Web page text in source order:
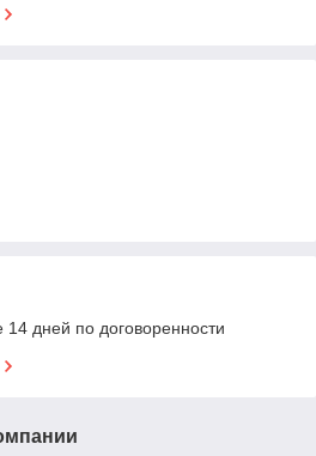
14 дней по договоренности